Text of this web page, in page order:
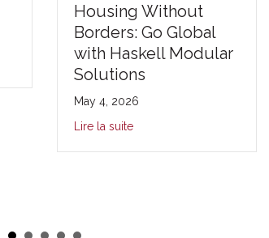
Housing Without
Borders: Go Global
with Haskell Modular
Solutions
May 4, 2026
Lire la suite